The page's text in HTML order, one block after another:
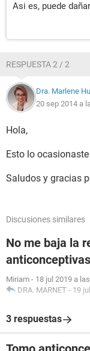
Asi es, puede
RESPUESTA 2 / 2
Dra. Marlene
20 sep 2014 a
Hola,
Esto lo
Saludos y gracias
Discusiones similares
No me baja la
anticonceptivas
Miriam - 18 jul 2019 a
DRA. MARNET - 19
3 respuestas